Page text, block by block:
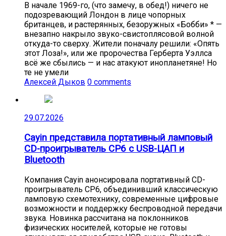
В начале 1969-го, (что замечу, в обед!) ничего не
подозревающий Лондон в лице чопорных
британцев, и растерянных, безоружных «Бобби» * —
внезапно накрыло звуко-свистоплясовой волной
откуда-то сверху. Жители поначалу решили: «Опять
этот Лоза!», или же пророчества Герберта Уэллса
всё же сбылись — и нас атакуют инопланетяне! Но
те не умели
Алексей Дыков 0 comments
29.07.2026
Cayin представила портативный ламповый
CD-проигрыватель CP6 с USB-ЦАП и
Bluetooth
Компания Cayin анонсировала портативный CD-
проигрыватель CP6, объединивший классическую
ламповую схемотехнику, современные цифровые
возможности и поддержку беспроводной передачи
звука. Новинка рассчитана на поклонников
физических носителей, которые не готовы